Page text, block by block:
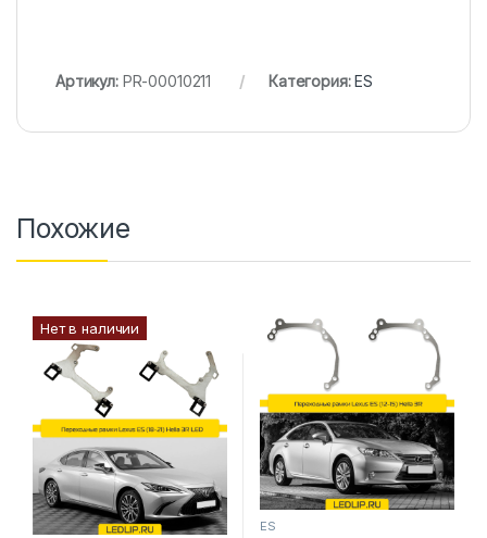
Артикул: PR-00010211 Категория:ES
Похожие
Нет в наличии
ES